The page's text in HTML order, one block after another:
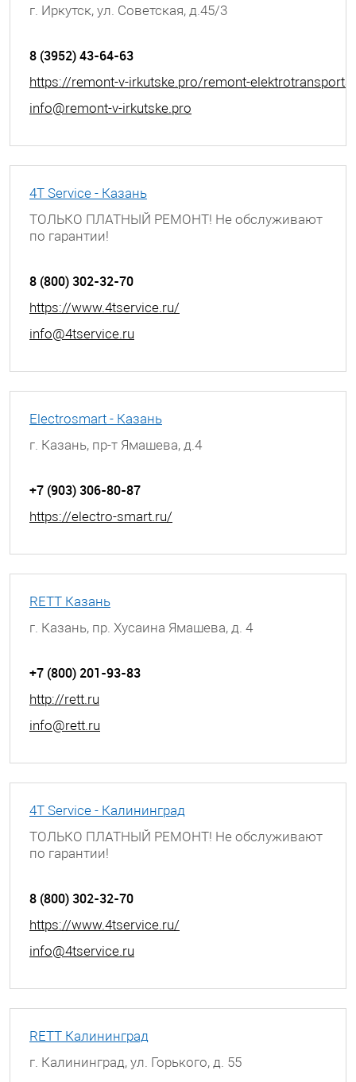
г. Иркутск, ул. Советская, д.45/3
8 (3952) 43-64-63
https://remont-v-irkutske.pro/remont-elektrotransporta
info@remont-v-irkutske.pro
4T Service - Казань
ТОЛЬКО ПЛАТНЫЙ РЕМОНТ! Не обслуживают
по гарантии!
8 (800) 302-32-70
https://www.4tservice.ru/
info@4tservice.ru
Electrosmart - Казань
г. Казань, пр-т Ямашева, д.4
+7 (903) 306-80-87
https://electro-smart.ru/
RETT Казань
г. Казань, пр. Хусаина Ямашева, д. 4
+7 (800) 201-93-83
http://rett.ru
info@rett.ru
4T Service - Калининград
ТОЛЬКО ПЛАТНЫЙ РЕМОНТ! Не обслуживают
по гарантии!
8 (800) 302-32-70
https://www.4tservice.ru/
info@4tservice.ru
RETT Калининград
г. Калининград, ул. Горького, д. 55